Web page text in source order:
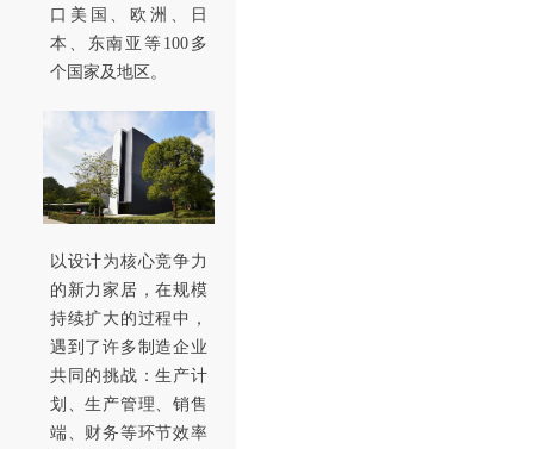
口美国、欧洲、日
本、东南亚等100多
个国家及地区。
以设计为核心竞争力
的新力家居，在规模
持续扩大的过程中，
遇到了许多制造企业
共同的挑战：生产计
划、生产管理、销售
端、财务等环节效率